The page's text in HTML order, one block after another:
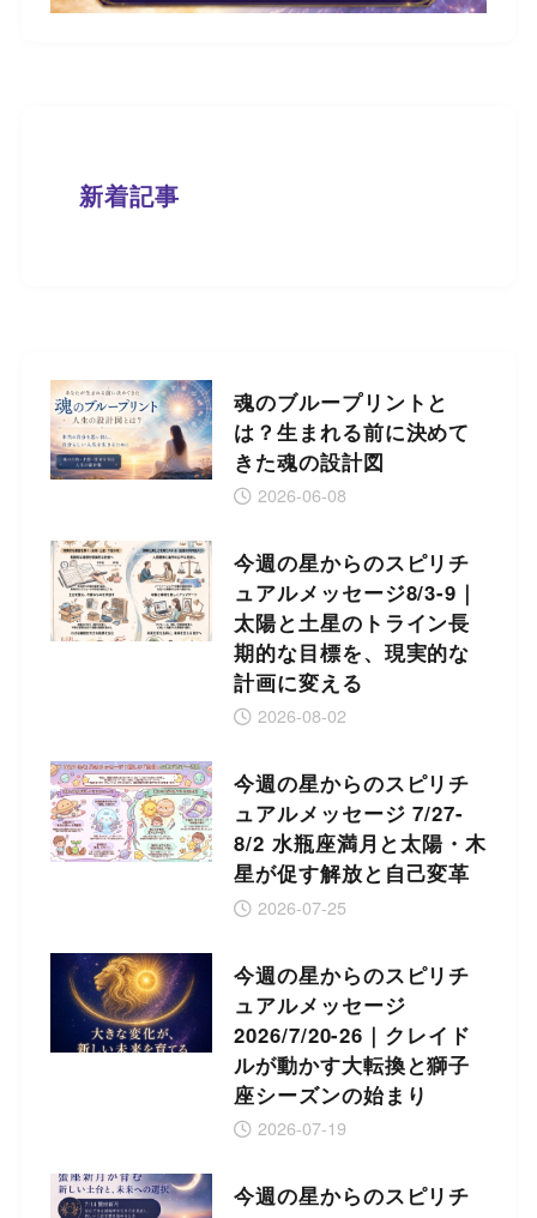
新着記事
魂のブループリントと
は？生まれる前に決めて
きた魂の設計図
2026-06-08
今週の星からのスピリチ
ュアルメッセージ8/3-9｜
太陽と土星のトライン長
期的な目標を、現実的な
計画に変える
2026-08-02
今週の星からのスピリチ
ュアルメッセージ 7/27-
8/2 水瓶座満月と太陽・木
星が促す解放と自己変革
2026-07-25
今週の星からのスピリチ
ュアルメッセージ
2026/7/20-26｜クレイド
ルが動かす大転換と獅子
座シーズンの始まり
2026-07-19
今週の星からのスピリチ